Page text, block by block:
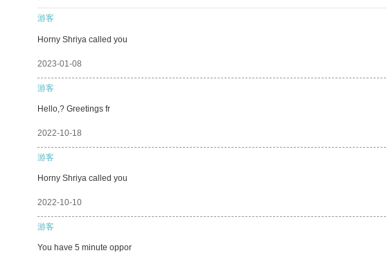
游客
Horny Shriya called you
2023-01-08
游客
Hello,? Greetings fr
2022-10-18
游客
Horny Shriya called you
2022-10-10
游客
You have 5 minute oppor